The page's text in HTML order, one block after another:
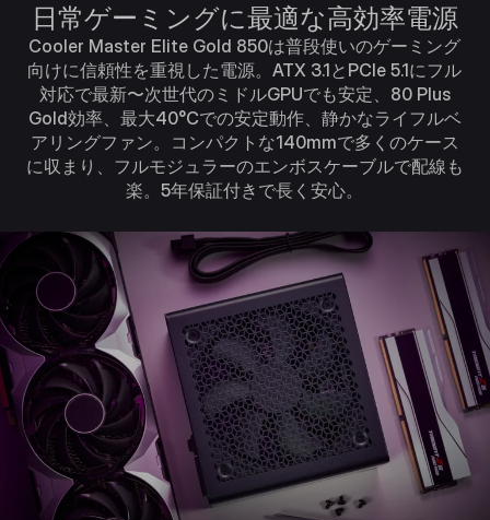
日常ゲーミングに最適な高効率電源
Cooler Master Elite Gold 850は普段使いのゲーミング
向けに信頼性を重視した電源。ATX 3.1とPCIe 5.1にフル
対応で最新〜次世代のミドルGPUでも安定、80 Plus
Gold効率、最大40°Cでの安定動作、静かなライフルベ
アリングファン。コンパクトな140mmで多くのケース
に収まり、フルモジュラーのエンボスケーブルで配線も
楽。5年保証付きで長く安心。